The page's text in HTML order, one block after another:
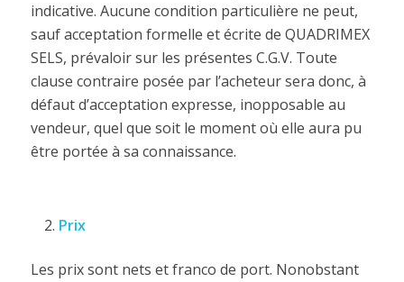
indicative. Aucune condition particulière ne peut,
sauf acceptation formelle et écrite de QUADRIMEX
SELS, prévaloir sur les présentes C.G.V. Toute
clause contraire posée par l’acheteur sera donc, à
défaut d’acceptation expresse, inopposable au
vendeur, quel que soit le moment où elle aura pu
être portée à sa connaissance.
Prix
Les prix sont nets et franco de port. Nonobstant